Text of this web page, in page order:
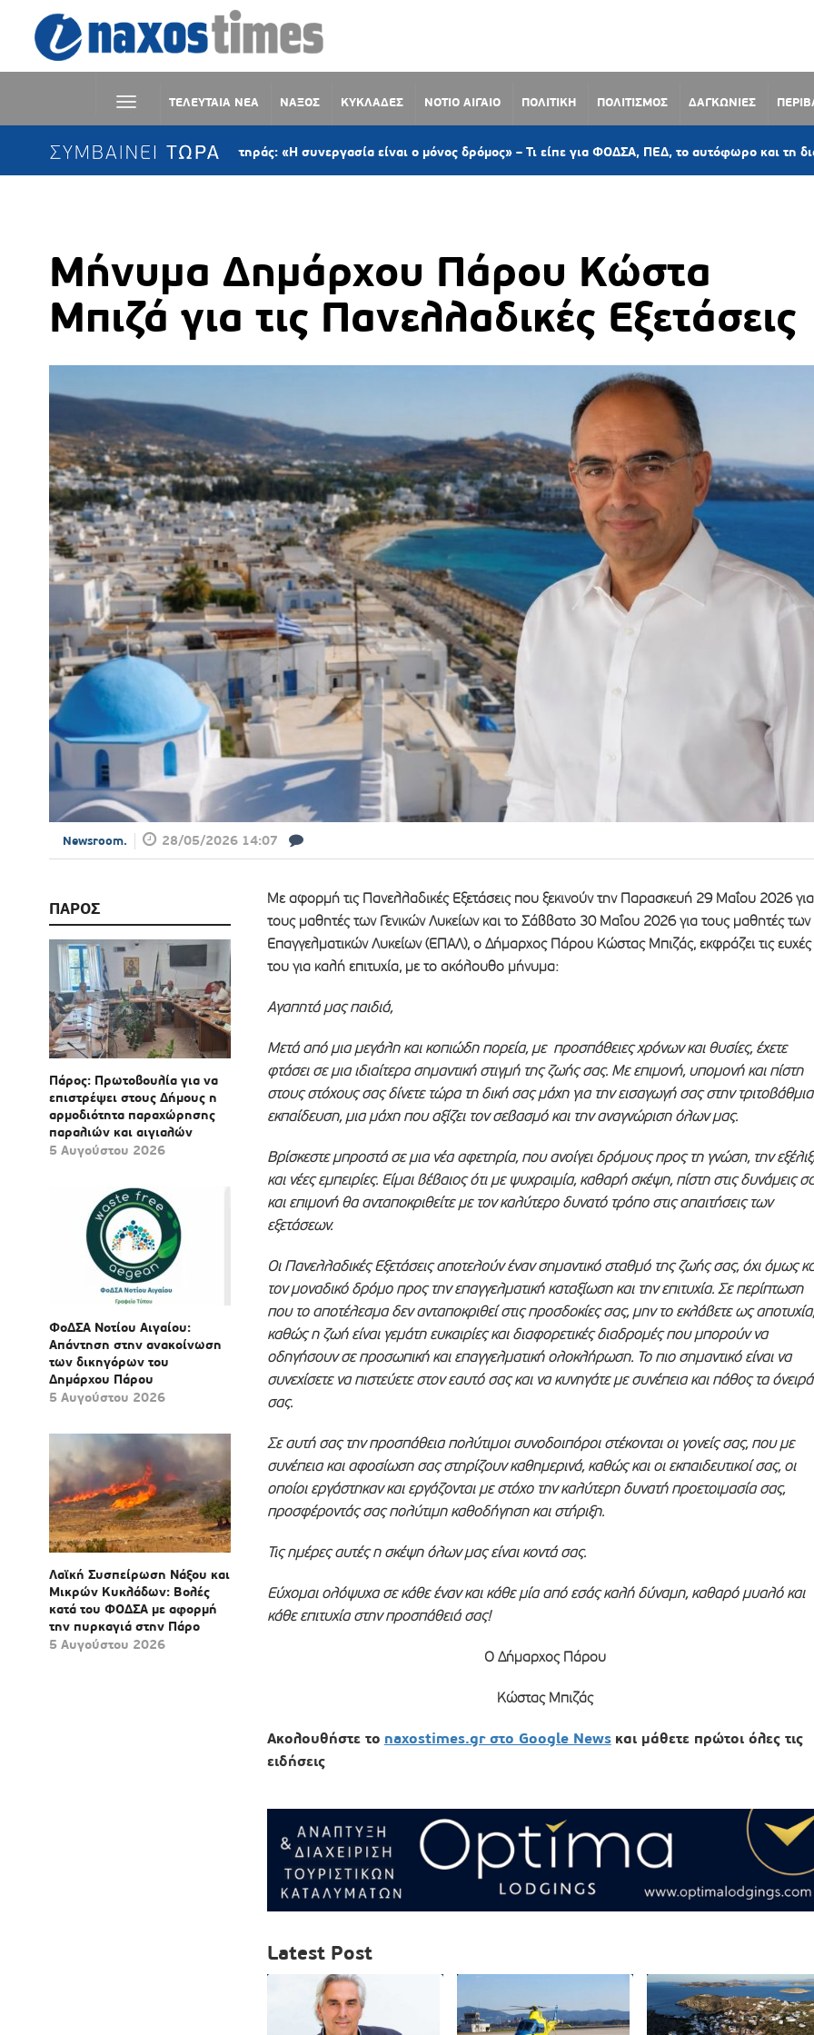
ΤΕΛΕΥΤΑΙΑ ΝΕΑ ΝΑΞΟΣ ΚΥΚΛΑΔΕΣ ΝΟΤΙΟ ΑΙΓΑΙΟ ΠΟΛΙΤΙΚΗ ΠΟΛΙΤΙΣΜΟΣ ΔΑΓΚΩΝΙΕΣ
ΣΥΜΒΑΙΝΕΙ ΤΩΡΑ
Παναγιώτης Κροντηράς: «Η συνεργασία είναι ο μόνος δρόμος» – Τι είπε για ΦΟΔΣΑ, ΠΕΔ, το αυτόφωρο και τη διαχείριση
Μήνυμα Δημάρχου Πάρου Κώστα
Μπιζά για τις Πανελλαδικές Εξετάσεις
Newsroom. 28/05/2026 14:07
ΠΑΡΟΣ
Πάρος: Πρωτοβουλία για να
επιστρέψει στους Δήμους η
αρμοδιότητα παραχώρησης
παραλιών και αιγιαλών
5 Αυγούστου 2026
ΦοΔΣΑ Νοτίου Αιγαίου:
Απάντηση στην ανακοίνωση
των δικηγόρων του
Δημάρχου Πάρου
5 Αυγούστου 2026
Λαϊκή Συσπείρωση Νάξου και
Μικρών Κυκλάδων: Βολές
κατά του ΦΟΔΣΑ με αφορμή
την πυρκαγιά στην Πάρο
5 Αυγούστου 2026
Με αφορμή τις Πανελλαδικές Εξετάσεις που ξεκινούν την Παρασκευή 29 Μαΐου 2026 για
τους μαθητές των Γενικών Λυκείων και το Σάββατο 30 Μαΐου 2026 για τους μαθητές των
Επαγγελματικών Λυκείων (ΕΠΑΛ), ο Δήμαρχος Πάρου Κώστας Μπιζάς, εκφράζει τις ευχές
του για καλή επιτυχία, με το ακόλουθο μήνυμα:
Αγαπητά μας παιδιά,
Μετά από μια μεγάλη και κοπιώδη πορεία, με προσπάθειες χρόνων και θυσίες, έχετε
φτάσει σε μια ιδιαίτερα σημαντική στιγμή της ζωής σας. Με επιμονή, υπομονή και πίστη
στους στόχους σας δίνετε τώρα τη δική σας μάχη για την εισαγωγή σας στην τριτοβάθμια
εκπαίδευση, μια μάχη που αξίζει τον σεβασμό και την αναγνώριση όλων μας.
Βρίσκεστε μπροστά σε μια νέα αφετηρία, που ανοίγει δρόμους προς τη γνώση, την
και νέες εμπειρίες. Είμαι βέβαιος ότι με ψυχραιμία, καθαρή σκέψη, πίστη στις δυνάμεις
και επιμονή θα ανταποκριθείτε με τον καλύτερο δυνατό τρόπο στις απαιτήσεις των
εξετάσεων.
Οι Πανελλαδικές Εξετάσεις αποτελούν έναν σημαντικό σταθμό της ζωής σας, όχι όμως
τον μοναδικό δρόμο προς την επαγγελματική καταξίωση και την επιτυχία. Σε περίπτωση
που το αποτέλεσμα δεν ανταποκριθεί στις προσδοκίες σας, μην το εκλάβετε ως αποτυχία,
καθώς η ζωή είναι γεμάτη ευκαιρίες και διαφορετικές διαδρομές που μπορούν να
οδηγήσουν σε προσωπική και επαγγελματική ολοκλήρωση. Το πιο σημαντικό είναι να
συνεχίσετε να πιστεύετε στον εαυτό σας και να κυνηγάτε με συνέπεια και πάθος τα όνειρά
σας.
Σε αυτή σας την προσπάθεια πολύτιμοι συνοδοιπόροι στέκονται οι γονείς σας, που με
συνέπεια και αφοσίωση σας στηρίζουν καθημερινά, καθώς και οι εκπαιδευτικοί σας, οι
οποίοι εργάστηκαν και εργάζονται με στόχο την καλύτερη δυνατή προετοιμασία σας,
προσφέροντάς σας πολύτιμη καθοδήγηση και στήριξη.
Τις ημέρες αυτές η σκέψη όλων μας είναι κοντά σας.
Εύχομαι ολόψυχα σε κάθε έναν και κάθε μία από εσάς καλή δύναμη, καθαρό μυαλό και
κάθε επιτυχία στην προσπάθειά σας!
Ο Δήμαρχος Πάρου
Κώστας Μπιζάς
Ακολουθήστε το naxostimes.gr στο Google News και μάθετε πρώτοι όλες τις
ειδήσεις
Latest Post